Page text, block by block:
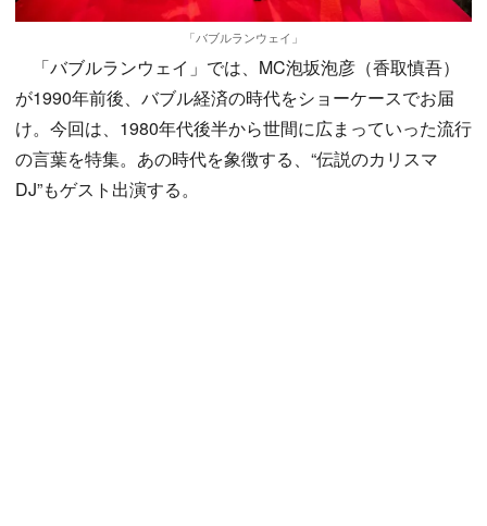
「バブルランウェイ」
「バブルランウェイ」では、MC泡坂泡彦（香取慎吾）
が1990年前後、バブル経済の時代をショーケースでお届
け。今回は、1980年代後半から世間に広まっていった流行
の言葉を特集。あの時代を象徴する、“伝説のカリスマ
DJ”もゲスト出演する。